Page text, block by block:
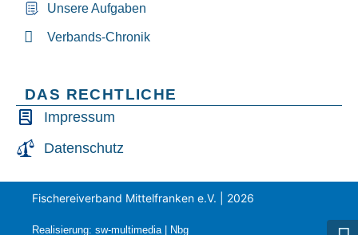
Unsere Aufgaben
Verbands-Chronik
DAS RECHTLICHE
Impressum
Datenschutz
Fischereiverband Mittelfranken e.V. | 2026
Realisierung: sw-multimedia | Nbg